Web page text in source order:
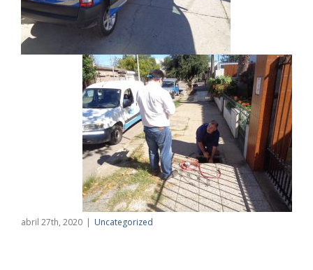
abril 27th, 2020 | Uncategorized